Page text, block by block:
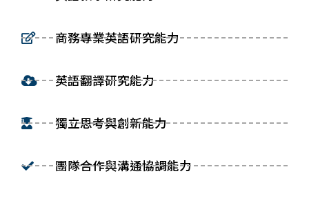
商務專業英語研究能力
英語翻譯研究能力
獨立思考與創新能力
團隊合作與溝通協調能力